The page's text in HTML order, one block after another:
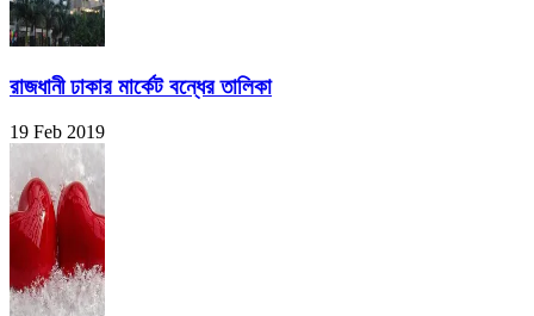
রাজধানী ঢাকার মার্কেট বন্ধের তালিকা
19 Feb 2019